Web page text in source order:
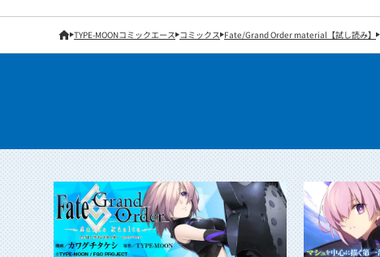
TYPE-MOONコミックエース コミックス Fate/Grand Order material【試し読み】